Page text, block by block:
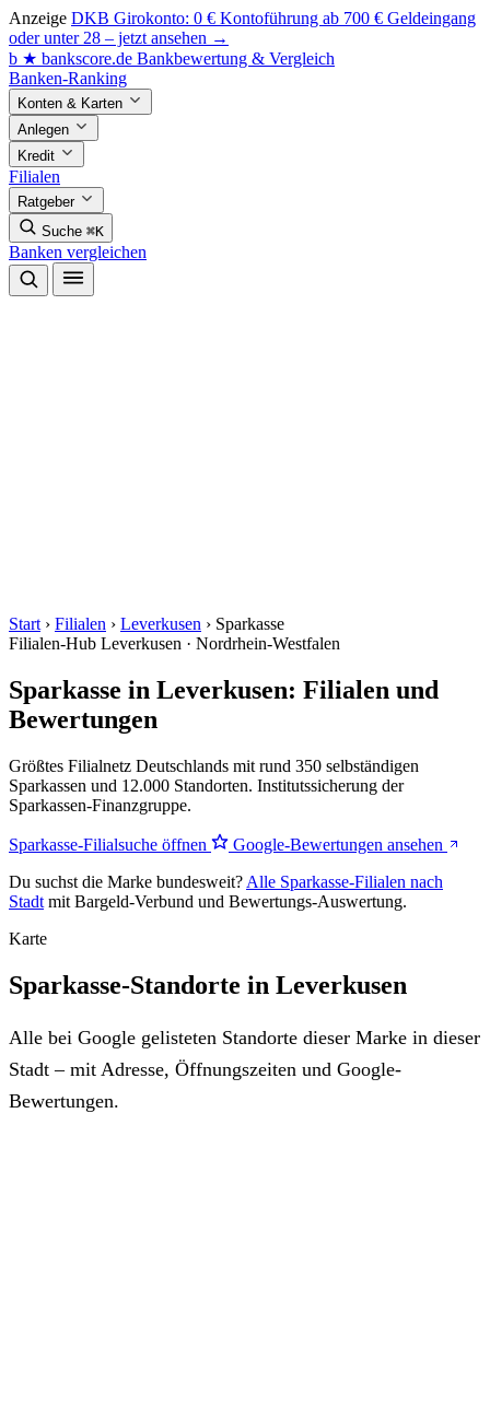
Anzeige DKB Girokonto: 0 € Kontoführung ab 700 € Geldeingang
oder unter 28 – jetzt ansehen →
b ★ bankscore.de Bankbewertung & Vergleich
Banken-Ranking
Konten & Karten
Anlegen
Kredit
Filialen
Ratgeber
Suche ⌘K
Banken vergleichen
Start › Filialen › Leverkusen › Sparkasse
Filialen-Hub Leverkusen · Nordrhein-Westfalen
Sparkasse in Leverkusen: Filialen und
Bewertungen
Größtes Filialnetz Deutschlands mit rund 350 selbständigen
Sparkassen und 12.000 Standorten. Institutssicherung der
Sparkassen-Finanzgruppe.
Sparkasse-Filialsuche öffnen
Google-Bewertungen ansehen
Du suchst die Marke bundesweit? Alle Sparkasse-Filialen nach
Stadt mit Bargeld-Verbund und Bewertungs-Auswertung.
Karte
Sparkasse-Standorte in Leverkusen
Alle bei Google gelisteten Standorte dieser Marke in dieser
Stadt – mit Adresse, Öffnungszeiten und Google-
Bewertungen.